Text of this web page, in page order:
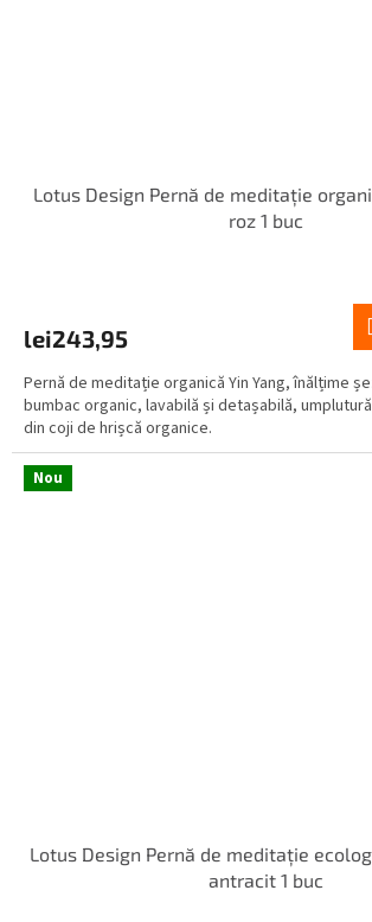
Lotus Design Pernă de meditație
roz 1 buc
lei243,95
Pernă de meditație organică Yin Yang, înălțime
bumbac organic, lavabilă și detașabilă,
din coji de hrișcă organice.
Nou
Lotus Design Pernă de meditație
antracit 1 buc